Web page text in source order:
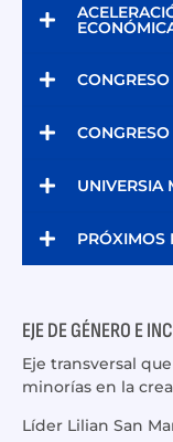
UNIVERSIA
PRÓXIMOS
EJE DE GÉNERO E
Eje transversal
minorías en la
Líder Lilian San